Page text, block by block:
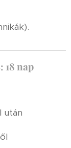
18 nap
után